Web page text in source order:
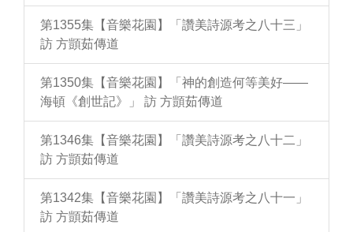
第1355集【音樂花園】「讚美詩源考之八十三」
訪 方顗茹傳道
第1350集【音樂花園】「神的創造何等美好——
海頓《創世記》」 訪 方顗茹傳道
第1346集【音樂花園】「讚美詩源考之八十二」
訪 方顗茹傳道
第1342集【音樂花園】「讚美詩源考之八十一」
訪 方顗茹傳道